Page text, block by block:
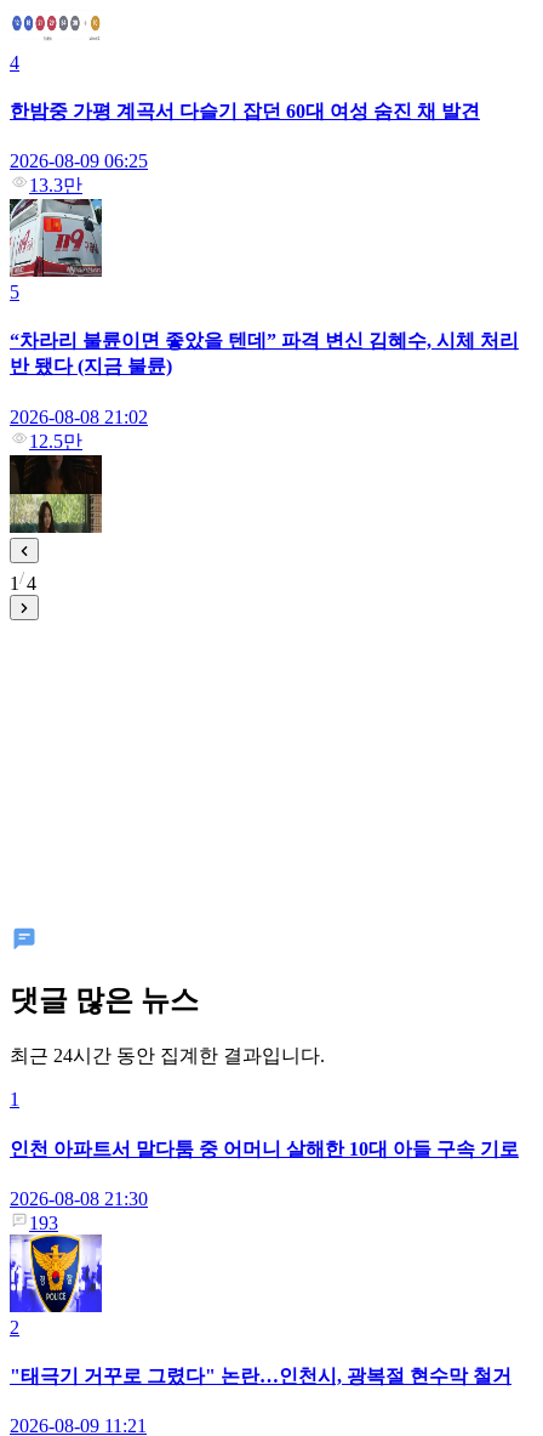
4
한밤중 가평 계곡서 다슬기 잡던 60대 여성 숨진 채 발견
2026-08-09 06:25
13.3만
5
“차라리 불륜이면 좋았을 텐데” 파격 변신 김혜수, 시체 처리
반 됐다 (지금 불륜)
2026-08-08 21:02
12.5만
1 4
댓글 많은 뉴스
최근 24시간 동안 집계한 결과입니다.
1
인천 아파트서 말다툼 중 어머니 살해한 10대 아들 구속 기로
2026-08-08 21:30
193
2
"태극기 거꾸로 그렸다" 논란…인천시, 광복절 현수막 철거
2026-08-09 11:21